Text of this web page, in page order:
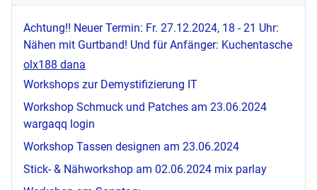
Achtung!! Neuer Termin: Fr. 27.12.2024, 18 - 21 Uhr:
Nähen mit Gurtband! Und für Anfänger: Kuchentasche
olx188 dana
Workshops zur Demystifizierung IT
Workshop Schmuck und Patches am 23.06.2024
wargaqq login
Workshop Tassen designen am 23.06.2024
Stick- & Nähworkshop am 02.06.2024 mix parlay